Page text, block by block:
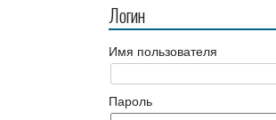
Логин
Имя пользователя
Пароль